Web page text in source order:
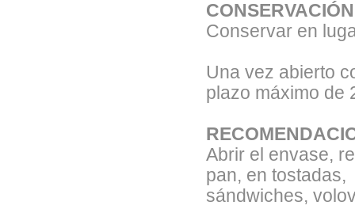
Conservar en
Una vez abierto
plazo máximo de
Abrir el envase,
pan, en tostadas,
sándwiches,